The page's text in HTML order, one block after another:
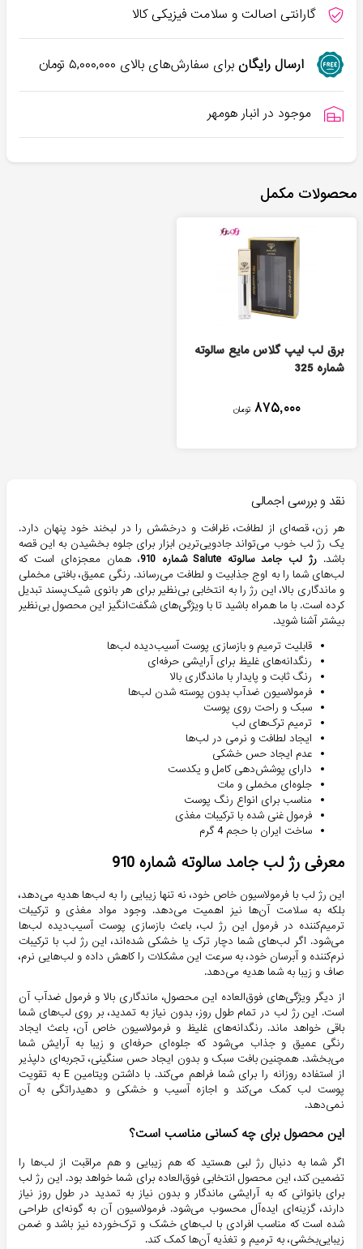
گارانتی اصالت و سلامت فیزیکی کالا
ارسال رایگانبرای سفارش‌های بالای ۵,۰۰۰,۰۰۰تومان
موجود در انبار هومهر
محصولات مکمل
برق لب لیپ گلاس مایع سالوته
شماره 325
۸۷۵,۰۰۰ تومان
نقد و بررسی اجمالی
هر زن، قصه‌ای از لطافت، ظرافت و درخشش را در لبخند خود پنهان دارد.
یک رژ لب خوب می‌تواند جادویی‌ترین ابزار برای جلوه بخشیدن به این قصه
باشد. رژ لب جامد سالوته Salute شماره 910
، همان معجزه‌ای است که
لب‌های شما را به اوج جذابیت و لطافت می‌رساند. رنگی عمیق، بافتی مخملی
و ماندگاری بالا، این رژ را به انتخابی بی‌نظیر برای هر بانوی شیک‌پسند تبدیل
کرده است. با ما همراه باشید تا با ویژگی‌های شگفت‌انگیز این محصول بی‌نظیر
بیشتر آشنا شوید.
قابلیت ترمیم و بازسازی پوست آسیب‌دیده لب‌ها
رنگدانه‌های غلیظ برای آرایشی حرفه‌ای
رنگ ثابت و پایدار با ماندگاری بالا
فرمولاسیون ضدآب بدون پوسته شدن لب‌ها
سبک و راحت روی پوست
ترمیم ترک‌های لب
ایجاد لطافت و نرمی در لب‌ها
عدم ایجاد حس خشکی
دارای پوشش‌دهی کامل و یکدست
جلوه‌ای مخملی و مات
مناسب برای انواع رنگ پوست
فرمول غنی شده با ترکیبات مغذی
ساخت ایران با حجم 4 گرم
معرفی رژ لب جامد سالوته شماره 910
این رژ لب با فرمولاسیون خاص خود، نه تنها زیبایی را به لب‌ها هدیه می‌دهد،
بلکه به سلامت آن‌ها نیز اهمیت می‌دهد. وجود مواد مغذی و ترکیبات
ترمیم‌کننده در فرمول این رژ لب، باعث بازسازی پوست آسیب‌دیده لب‌ها
می‌شود. اگر لب‌های شما دچار ترک یا خشکی شده‌اند، این رژ لب با ترکیبات
نرم‌کننده و آبرسان خود، به سرعت این مشکلات را کاهش داده و لب‌هایی نرم،
صاف و زیبا به شما هدیه می‌دهد.
از دیگر ویژگی‌های فوق‌العاده این محصول، ماندگاری بالا و فرمول ضدآب آن
است. این رژ لب در تمام طول روز، بدون نیاز به تمدید، بر روی لب‌های شما
باقی خواهد ماند. رنگدانه‌های غلیظ و فرمولاسیون خاص آن، باعث ایجاد
رنگی عمیق و جذاب می‌شود که جلوه‌ای حرفه‌ای و زیبا به آرایش شما
می‌بخشد. همچنین بافت سبک و بدون ایجاد حس سنگینی، تجربه‌ای دلپذیر
از استفاده روزانه را برای شما فراهم می‌کند. با داشتن ویتامین E به تقویت
پوست لب کمک می‌کند و اجازه آسیب و خشکی و دهیدراتگی به آن
نمی‌دهد.
این محصول برای چه کسانی مناسب است؟
اگر شما به دنبال رژ لبی هستید که هم زیبایی و هم مراقبت از لب‌ها را
تضمین کند، این محصول انتخابی فوق‌العاده برای شما خواهد بود. این رژ لب
برای بانوانی که به آرایشی ماندگار و بدون نیاز به تمدید در طول روز نیاز
دارند، گزینه‌ای ایده‌آل محسوب می‌شود. فرمولاسیون آن به گونه‌ای طراحی
شده است که مناسب افرادی با لب‌های خشک و ترک‌خورده نیز باشد و ضمن
زیبایی‌بخشی، به ترمیم و تغذیه آن‌ها کمک کند.